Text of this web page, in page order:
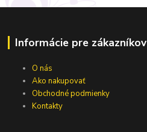
Informácie pre zákazníkov
O nás
Ako nakupovať
Obchodné podmienky
Kontakty